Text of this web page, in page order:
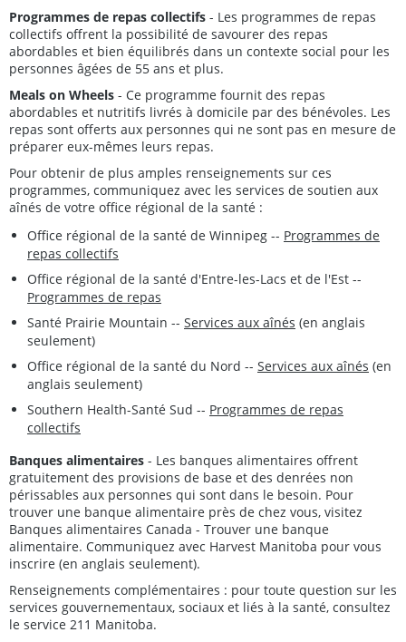
Programmes de repas collectifs - Les programmes de repas
collectifs offrent la possibilité de savourer des repas
abordables et bien équilibrés dans un contexte social pour les
personnes âgées de 55 ans et plus.
Meals on Wheels - Ce programme fournit des repas
abordables et nutritifs livrés à domicile par des bénévoles. Les
repas sont offerts aux personnes qui ne sont pas en mesure de
préparer eux-mêmes leurs repas.
Pour obtenir de plus amples renseignements sur ces
programmes, communiquez avec les services de soutien aux
aînés de votre office régional de la santé :
Office régional de la santé de Winnipeg -- Programmes de
repas collectifs
Office régional de la santé d'Entre-les-Lacs et de l'Est --
Programmes de repas
Santé Prairie Mountain -- Services aux aînés (en anglais
seulement)
Office régional de la santé du Nord -- Services aux aînés (en
anglais seulement)
Southern Health-Santé Sud -- Programmes de repas
collectifs
Banques alimentaires - Les banques alimentaires offrent
gratuitement des provisions de base et des denrées non
périssables aux personnes qui sont dans le besoin. Pour
trouver une banque alimentaire près de chez vous, visitez
Banques alimentaires Canada - Trouver une banque
alimentaire. Communiquez avec Harvest Manitoba pour vous
inscrire (en anglais seulement).
Renseignements complémentaires : pour toute question sur les
services gouvernementaux, sociaux et liés à la santé, consultez
le service 211 Manitoba.